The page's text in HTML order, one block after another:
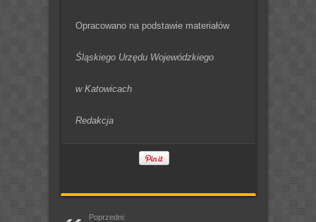
Opracowano na podstawie materiałów
Śląskiego Urzędu Wojewódzkiego
w Katowicach
Redakcja
Poprzedni: